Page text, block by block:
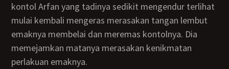
kontol Arfan yang tadinya sedikit mengendur terlihat
mulai kembali mengeras merasakan tangan lembut
emaknya membelai dan meremas kontolnya. Dia
memejamkan matanya merasakan kenikmatan
perlakuan emaknya.